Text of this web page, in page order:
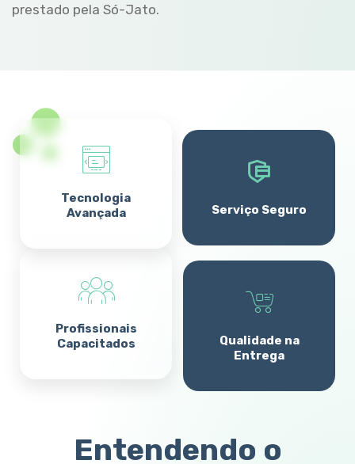
prestado pela Só-Jato.
Tecnologia
Avançada
Serviço Seguro
Profissionais
Capacitados
Qualidade na
Entrega
Entendendo o